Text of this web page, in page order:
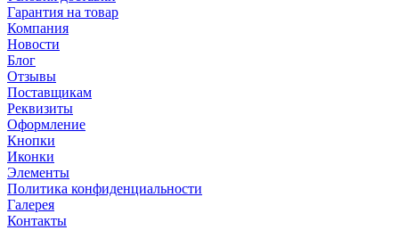
Гарантия на товар
Компания
Новости
Блог
Отзывы
Поставщикам
Реквизиты
Оформление
Кнопки
Иконки
Элементы
Политика конфиденциальности
Галерея
Контакты